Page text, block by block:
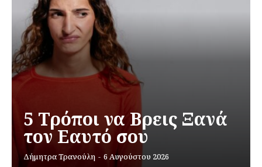
Εγγραφείτε τώρα!
5 Τρόποι να Βρεις Ξανά
τον Εαυτό σου
Δήμητρα Τρανούλη - 6 Αυγούστου 2026